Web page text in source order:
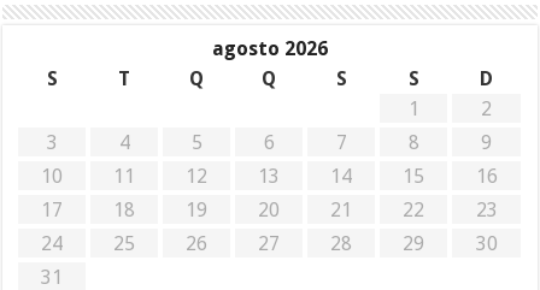
agosto 2026
S
T Q Q S S
D
1
2
3
4 5 6 7 8
9
10
11 12 13 14 15
16
17
18 19 20 21 22
23
24
25 26 27 28 29
30
31